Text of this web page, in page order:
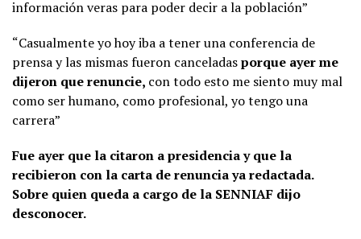
información veras para poder decir a la población”
“Casualmente yo hoy iba a tener una conferencia de
prensa y las mismas fueron canceladasporque ayer me
dijeron que renuncie, con todo esto me siento muy mal
como ser humano, como profesional, yo tengo una
carrera”
Fue ayer que la citaron a presidencia y que la
recibieron con la carta de renuncia ya redactada.
Sobre quien queda a cargo de la SENNIAF dijo
desconocer.